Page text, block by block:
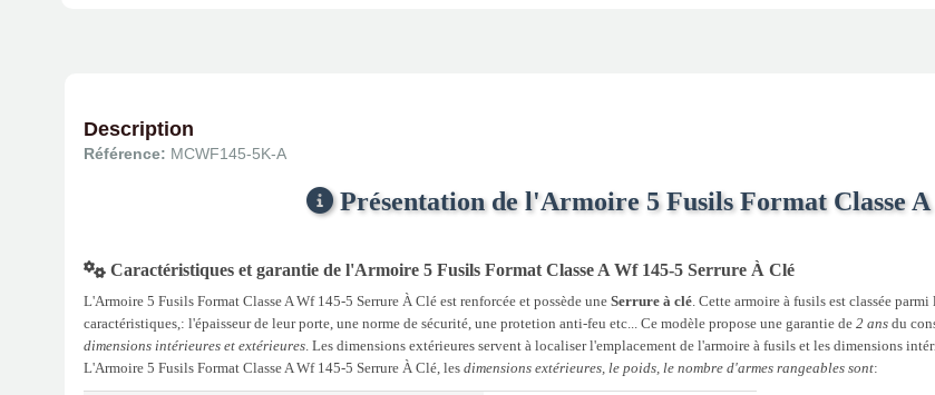
Description
Référence: MCWF145-5K-A
Présentation de l'Armoire 5 Fusils Format Classe
Caractéristiques et garantie de l'Armoire 5 Fusils Format Classe A Wf 145-5 Serrure À Clé
L'Armoire 5 Fusils Format Classe A Wf 145-5 Serrure À Clé est renforcée et possède une Serrure à clé. Cette armoire à fusils est classée
caractéristiques,: l'épaisseur de leur porte, une norme de sécurité, une protetion anti-feu etc... Ce modèle propose une garantie de 2 ans du
dimensions intérieures et extérieures. Les dimensions extérieures servent à localiser l'emplacement de l'armoire à fusils et les dimensions
L'Armoire 5 Fusils Format Classe A Wf 145-5 Serrure À Clé, les dimensions extérieures, le poids, le nombre d'armes rangeables sont: